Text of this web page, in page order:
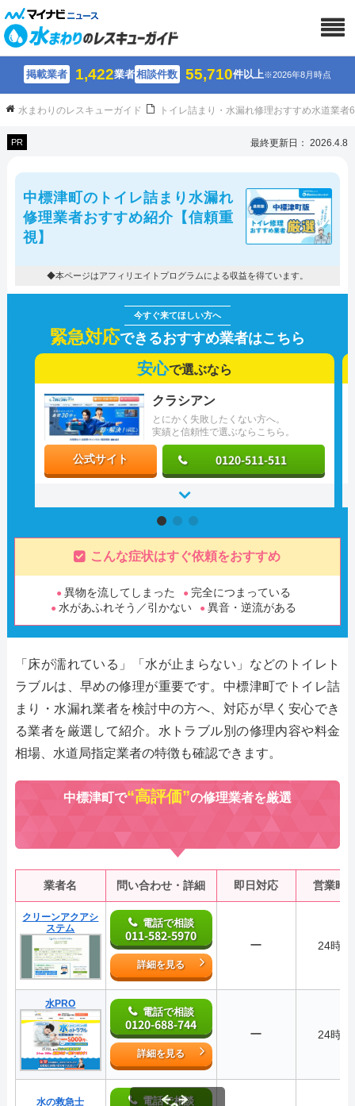
掲載業者 1,422業者相談件数 55,710件以上※2026年8月時点
水まわりのレスキューガイド トイレ詰まり・水漏れ修理おすすめ水道業
PR 最終更新日： 2026.4.8
中標津町のトイレ詰まり水漏れ
修理業者おすすめ紹介【信頼重
視】
◆本ページはアフィリエイトプログラムによる収益を得ています。
緊急対応できるおすすめ業者はこちら
安心で選ぶなら
とにかく失敗したくない方へ。
実績と信頼性で選ぶならこちら。
クラシアン
公式サイト 0120-511-511
こんな症状はすぐ依頼をおすすめ
異物を流してしまった
完全につまっている
水があふれそう／引かない
異音・逆流がある
「床が濡れている」「水が止まらない」などのトイレト
ラブルは、早めの修理が重要です。中標津町でトイレ詰
まり・水漏れ業者を検討中の方へ、対応が早く安心でき
る業者を厳選して紹介。水トラブル別の修理内容や料金
相場、水道局指定業者の特徴も確認できます。
中標津町で“高評価”の修理業者を厳選
業者名 問い合わせ・詳細 即日対応 営業時
クリーンアクアシ
ステム
電話で相談
011-582-5970
詳細を見る
ー 24時間
水PRO
電話で相談
0120-688-744
詳細を見る
ー 24時間
水の救急士 電話で相談